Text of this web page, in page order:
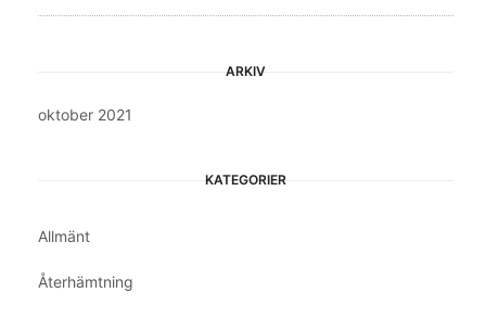
ARKIV
oktober 2021
KATEGORIER
Allmänt
Återhämtning